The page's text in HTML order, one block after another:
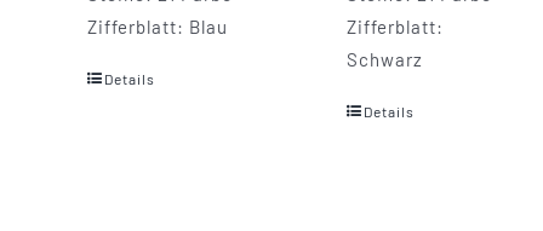
Zifferblatt: Blau
Details
Zifferblatt:
Schwarz
Details